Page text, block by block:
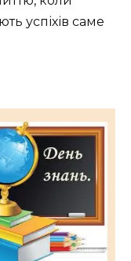
успіхів саме